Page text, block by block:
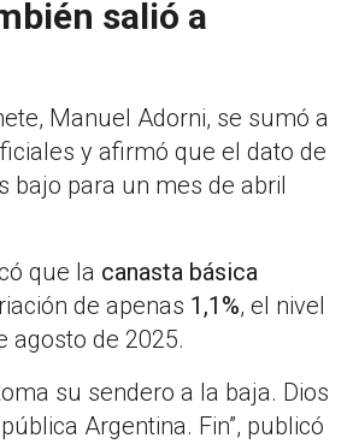
salió a
Manuel Adorni, se sumó a
y afirmó que el dato de
bajo para un mes de abril
que la canasta básica
de apenas 1,1%, el nivel
agosto de 2025.
su sendero a la baja. Dios
Argentina. Fin”, publicó